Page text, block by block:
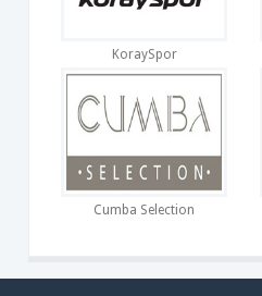
KoraySpor
Cumba Selection